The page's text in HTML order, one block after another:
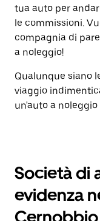
tua auto per
le commissioni.
compagnia di
a noleggio!
Qualunque siano
viaggio
un'auto a
Società di
evidenza
Cernobbio